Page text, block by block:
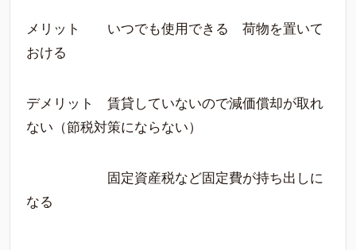
メリット いつでも使用できる 荷物を置いて
おける
デメリット 賃貸していないので減価償却が取れ
ない（節税対策にならない）
固定資産税など固定費が持ち出しに
なる